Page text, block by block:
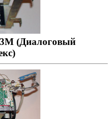
(Диалоговый